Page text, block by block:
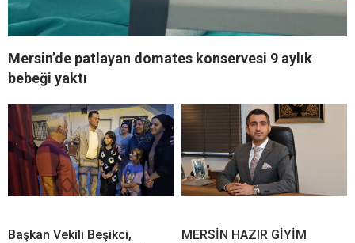
Mersin’de patlayan domates konservesi 9 aylık
bebeği yaktı
Başkan Vekili Beşikci,
MERSİN HAZIR GİYİM